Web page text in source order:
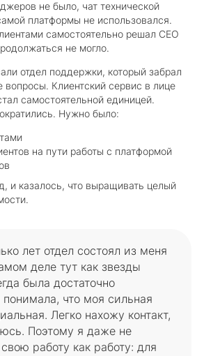
не было, чат технической
платформы не использовался.
самостоятельно решал СЕО
не могло.
отдел поддержки, который забрал
вопросы. Клиентский сервис в лице
самостоятельной единицей.
Нужно было:
на пути работы с платформой
и казалось, что выращивать целый
лет отдел состоял из меня
деле тут как звезды
была достаточно
что моя сильная
Легко нахожу контакт,
Поэтому я даже не
работу как работу: для